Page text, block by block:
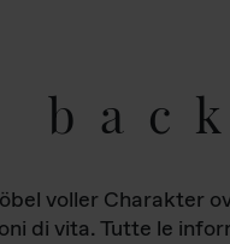
voller Charakter
di vita. Tutte le